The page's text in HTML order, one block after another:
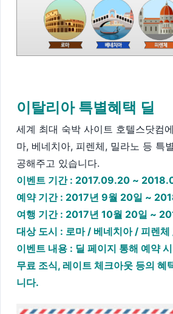
이탈리아 특별혜택 딜
세계 최대 숙박 사이트 호텔스닷컴
마, 베네치아, 피렌체, 밀라노 등 특
공해주고 있습니다.
이벤트 기간 : 2017.09.20 ~
예약 기간 : 2017년 9월 20일 ~
여행 기간 : 2017년 10월 20일 ~
대상 도시 : 로마 / 베네치아 / 피렌체
이벤트 내용 : 딜 페이지 통해 예약
무료 조식, 레이트 체크아웃 등의 혜
니다.